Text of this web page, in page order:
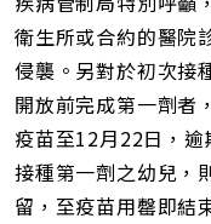
衛生所或合約的醫院
侵襲。另對於初次接
開放前完成第一劑者
疫苗至12月22日，
接種第一劑之幼兒，
留，至疫苗用罄即結